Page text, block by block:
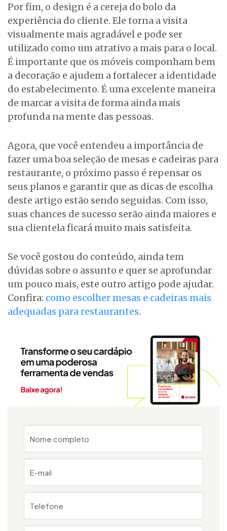
Por fim, o design é a cereja do bolo da
experiência do cliente. Ele torna a visita
visualmente mais agradável e pode ser
utilizado como um atrativo a mais para o local.
É importante que os móveis componham bem
a decoração e ajudem a fortalecer a identidade
do estabelecimento. É uma excelente maneira
de marcar a visita de forma ainda mais
profunda na mente das pessoas.
Agora, que você entendeu a importância de
fazer uma boa seleção de mesas e cadeiras para
restaurante, o próximo passo é repensar os
seus planos e garantir que as dicas de escolha
deste artigo estão sendo seguidas. Com isso,
suas chances de sucesso serão ainda maiores e
sua clientela ficará muito mais satisfeita.
Se você gostou do conteúdo, ainda tem
dúvidas sobre o assunto e quer se aprofundar
um pouco mais, este outro artigo pode ajudar.
Confira: como escolher mesas e cadeiras mais
adequadas para restaurantes.
Nome completo
E-mail
Telefone